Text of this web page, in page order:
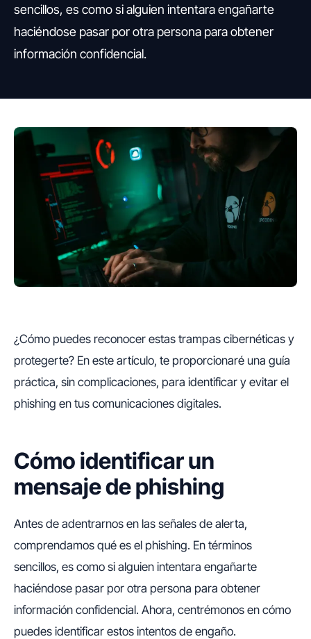
sencillos, es como si alguien intentara engañarte
haciéndose pasar por otra persona para obtener
información confidencial.
¿Cómo puedes reconocer estas trampas cibernéticas y
protegerte? En este artículo, te proporcionaré una guía
práctica, sin complicaciones, para identificar y evitar el
phishing en tus comunicaciones digitales.
Cómo identificar un
mensaje de phishing
Antes de adentrarnos en las señales de alerta,
comprendamos qué es el phishing. En términos
sencillos, es como si alguien intentara engañarte
haciéndose pasar por otra persona para obtener
información confidencial. Ahora, centrémonos en cómo
puedes identificar estos intentos de engaño.